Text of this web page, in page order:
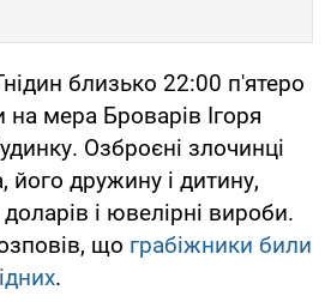
близько 22:00 п'ятеро
мера Броварів Ігоря
Озброєні злочинці
його дружину і дитину,
і ювелірні вироби.
що грабіжники били
.